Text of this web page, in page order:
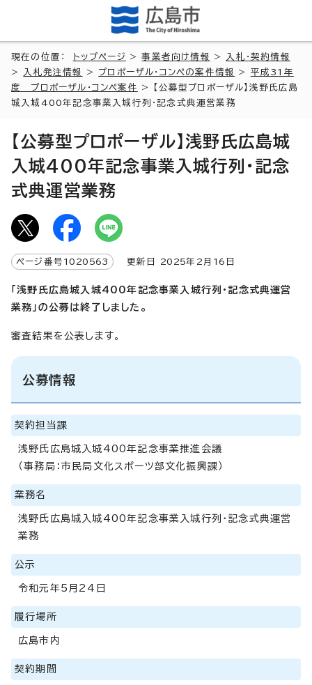
現在の位置： トップページ >事業者向け情報 >
入札・契約情報
>
入札発注情報 > プロポーザル・コンペの案件情報 > 平成31年
度 プロポーザル・コンペ案件
> 【公募型プロポーザル】浅野氏広島
城入城400年記念事業入城行列・記念式典運営業務
【公募型プロポーザル】浅野氏広島城
入城400年記念事業入城行列・記念
式典運営業務
ページ番号 1020563 更新日 2025年2月 16 日
「浅野氏広島城入城400年記念事業入城行列・記念式典運営
業務」の公募は終了しました。
審査結果を公表します。
公募情報
契約担当課
浅野氏広島城入城400年記念事業推進会議
（事務局：市民局文化スポーツ部文化振興課）
業務名
浅野氏広島城入城400年記念事業入城行列・記念式典運営
業務
公示
令和元年5月24日
履行場所
広島市内
契約期間